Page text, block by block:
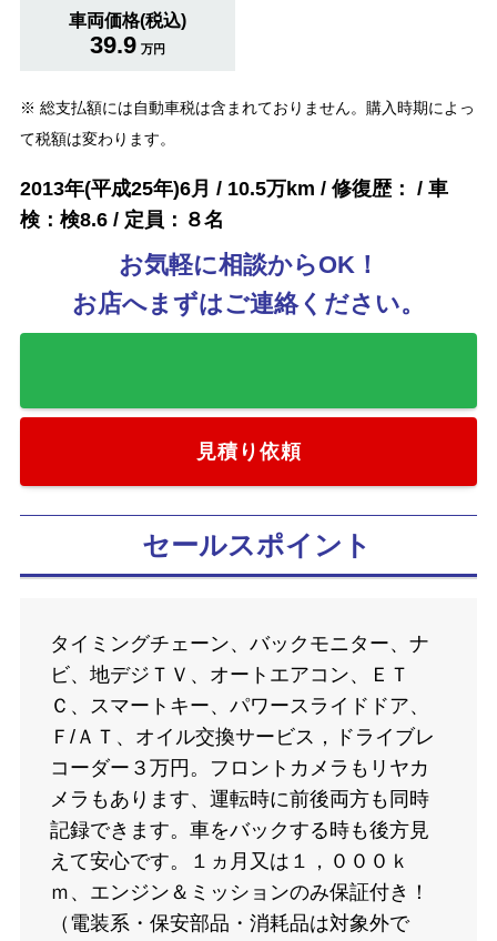
車両価格(税込)
39.9 万円
※ 総支払額には自動車税は含まれておりません。購入時期によっ
て税額は変わります。
2013年(平成25年)6月 / 10.5万km / 修復歴： / 車
検：検8.6 / 定員：８名
お気軽に相談からOK！
お店へまずはご連絡ください。
見積り依頼
セールスポイント
タイミングチェーン、バックモニター、ナ
ビ、地デジＴＶ、オートエアコン、ＥＴ
Ｃ、スマートキー、パワースライドドア、
Ｆ/ＡＴ、オイル交換サービス，ドライブレ
コーダー３万円。フロントカメラもリヤカ
メラもあります、運転時に前後両方も同時
記録できます。車をバックする時も後方見
えて安心です。１ヵ月又は１，０００ｋ
ｍ、エンジン＆ミッションのみ保証付き！
（電装系・保安部品・消耗品は対象外で